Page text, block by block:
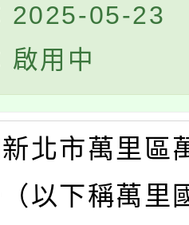
2025-05-23
啟用中
北市萬里區
以下稱萬里